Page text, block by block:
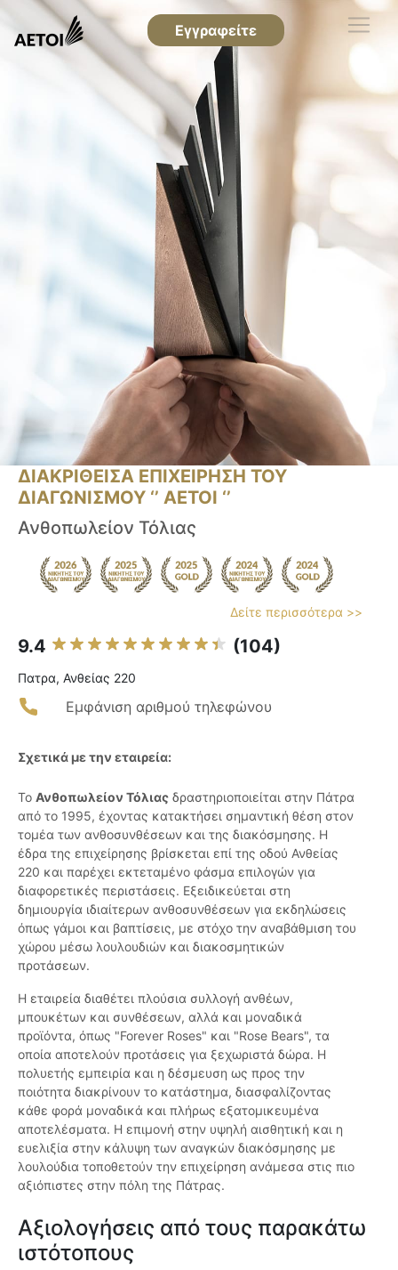
Εγγραφείτε
ΔΙΑΚΡΙΘΕΙΣΑ ΕΠΙΧΕΙΡΗΣΗ ΤΟΥ
ΔΙΑΓΩΝΙΣΜΟΥ ‘’ ΑΕΤΟΙ ‘’
Ανθοπωλείον Τόλιας
Δείτε περισσότερα >>
9.4 (104)
Πατρα, Ανθείας 220
Εμφάνιση αριθμού τηλεφώνου
Σχετικά με την εταιρεία:
Το Ανθοπωλείον Τόλιας δραστηριοποιείται στην Πάτρα
από το 1995, έχοντας κατακτήσει σημαντική θέση στον
τομέα των ανθοσυνθέσεων και της διακόσμησης. Η
έδρα της επιχείρησης βρίσκεται επί της οδού Ανθείας
220 και παρέχει εκτεταμένο φάσμα επιλογών για
διαφορετικές περιστάσεις. Εξειδικεύεται στη
δημιουργία ιδιαίτερων ανθοσυνθέσεων για εκδηλώσεις
όπως γάμοι και βαπτίσεις, με στόχο την αναβάθμιση του
χώρου μέσω λουλουδιών και διακοσμητικών
προτάσεων.
Η εταιρεία διαθέτει πλούσια συλλογή ανθέων,
μπουκέτων και συνθέσεων, αλλά και μοναδικά
προϊόντα, όπως "Forever Roses" και "Rose Bears", τα
οποία αποτελούν προτάσεις για ξεχωριστά δώρα. Η
πολυετής εμπειρία και η δέσμευση ως προς την
ποιότητα διακρίνουν το κατάστημα, διασφαλίζοντας
κάθε φορά μοναδικά και πλήρως εξατομικευμένα
αποτελέσματα. Η επιμονή στην υψηλή αισθητική και η
ευελιξία στην κάλυψη των αναγκών διακόσμησης με
λουλούδια τοποθετούν την επιχείρηση ανάμεσα στις πιο
αξιόπιστες στην πόλη της Πάτρας.
Αξιολογήσεις από τους παρακάτω
ιστότοπους